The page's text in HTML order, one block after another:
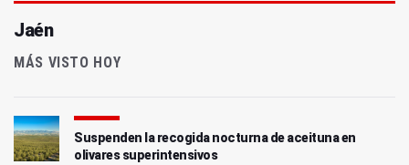
Jaén
MÁS VISTO HOY
Suspenden la recogida nocturna de aceituna en
olivares superintensivos